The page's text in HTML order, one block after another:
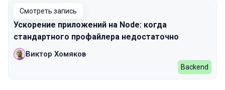
Смотреть запись
Ускорение приложений на Node: когда
стандартного профайлера недостаточно
Виктор Хомяков
Backend